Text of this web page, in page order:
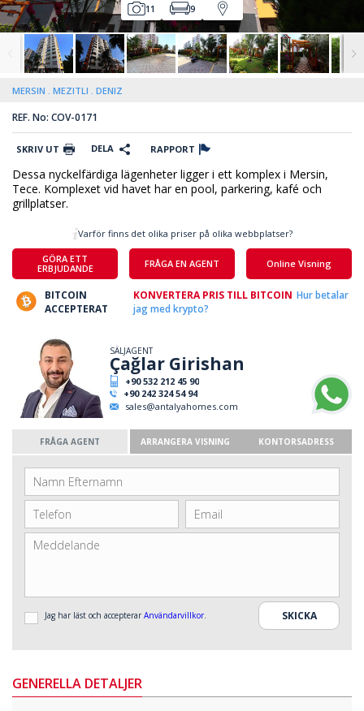
11 9
MERSIN MEZITLI DENIZ
REF. No: COV-0171
SKRIV UT DELA RAPPORT
Dessa nyckelfärdiga lägenheter ligger i ett komplex i Mersin,
Tece. Komplexet vid havet har en pool, parkering, kafé och
grillplatser.
GÖRA ETT
ERBJUDANDE
FRÅGA EN AGENT Online Visning
Varför finns det olika priser på olika webbplatser?
BITCOIN
ACCEPTERAT
KONVERTERA PRIS TILL BITCOIN Hur betalar
jag med krypto?
SÄLJAGENT
Çağlar Girishan
+90 532 212 45 90
+90 242 324 54 94
sales@antalyahomes.com
FRÅGA AGENT ARRANGERA VISNING KONTORSADRESS
Jag har läst och accepterar Användarvillkor.
GENERELLA DETALJER